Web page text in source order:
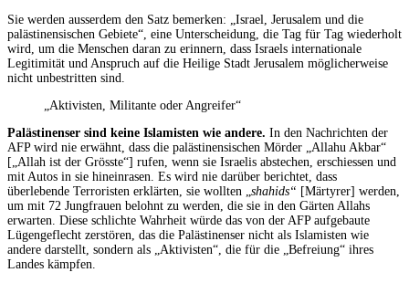
Sie werden ausserdem den Satz bemerken: „Israel, Jerusalem und die
palästinensischen Gebiete“, eine Unterscheidung, die Tag für Tag wiederholt
wird, um die Menschen daran zu erinnern, dass Israels internationale
Legitimität und Anspruch auf die Heilige Stadt Jerusalem möglicherweise
nicht unbestritten sind.
„Aktivisten, Militante oder Angreifer“
Palästinenser sind keine Islamisten wie andere. In den Nachrichten der
AFP wird nie erwähnt, dass die palästinensischen Mörder „Allahu Akbar“
[„Allah ist der Grösste“] rufen, wenn sie Israelis abstechen, erschiessen und
mit Autos in sie hineinrasen. Es wird nie darüber berichtet, dass
überlebende Terroristen erklärten, sie wollten „ shahids“ [Märtyrer] werden,
um mit 72 Jungfrauen belohnt zu werden, die sie in den Gärten Allahs
erwarten. Diese schlichte Wahrheit würde das von der AFP aufgebaute
Lügengeflecht zerstören, das die Palästinenser nicht als Islamisten wie
andere darstellt, sondern als „Aktivisten“, die für die „Befreiung“ ihres
Landes kämpfen.